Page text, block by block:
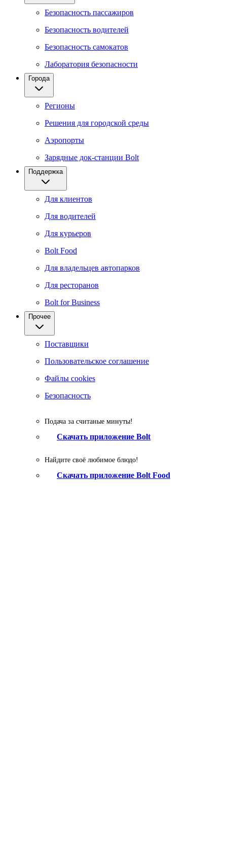
Безопасность пассажиров
Безопасность водителей
Безопасность самокатов
Лаборатория безопасности
Города
Регионы
Решения для городской среды
Аэропорты
Зарядные док-станции Bolt
Поддержка
Для клиентов
Для водителей
Для курьеров
Bolt Food
Для владельцев автопарков
Для ресторанов
Bolt for Business
Прочее
Поставщики
Пользовательское соглашение
Файлы cookies
Безопасность
Подача за считаные минуты!
Скачать приложение Bolt
Найдите своё любимое блюдо!
Скачать приложение Bolt Food